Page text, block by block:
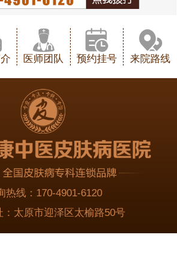
医师团队 预约挂号 来院路线
热线： 170-4901-6120
太原市迎泽区太榆路50号